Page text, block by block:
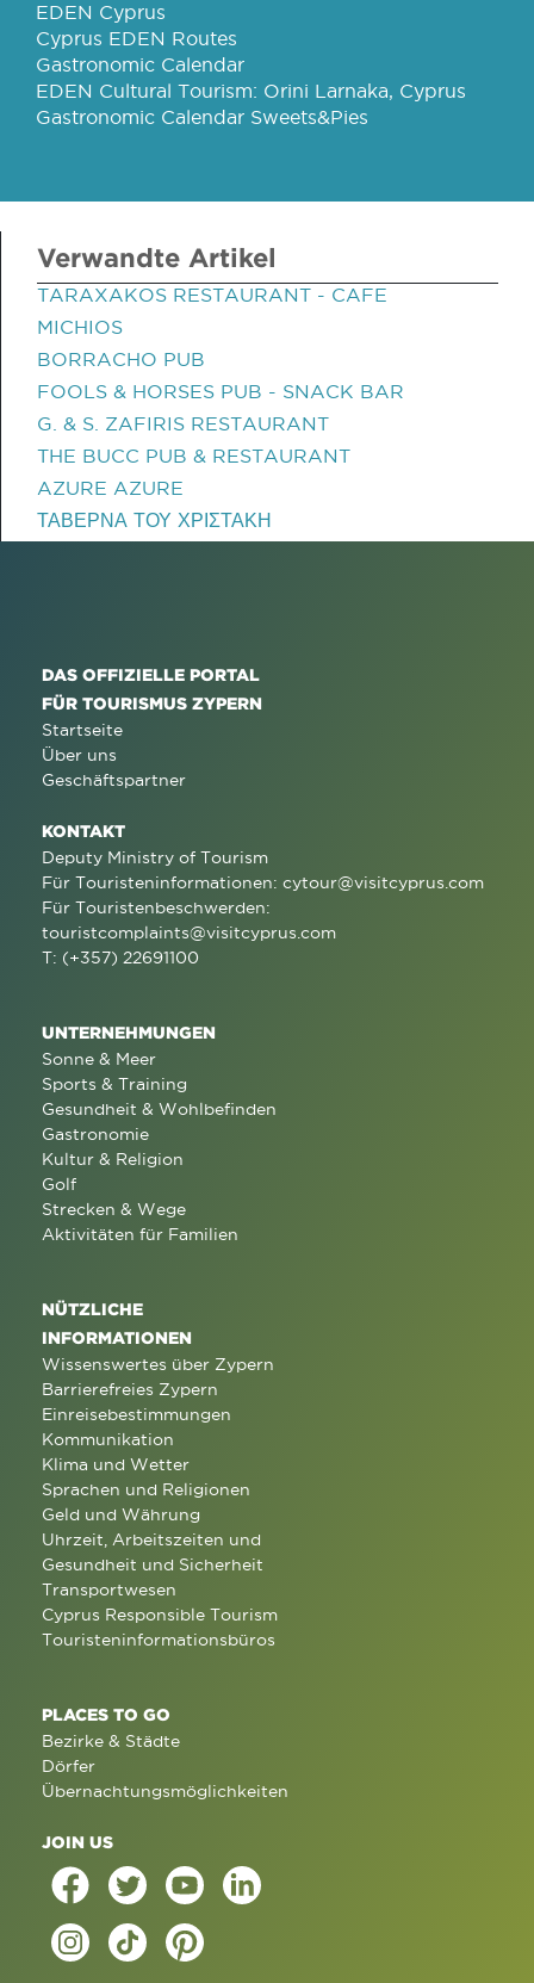
EDEN Cyprus
Cyprus EDEN Routes
Gastronomic Calendar
EDEN Cultural Tourism: Orini Larnaka, Cyprus
Gastronomic Calendar Sweets&Pies
Verwandte Artikel
TARAXAKOS RESTAURANT - CAFE
MICHIOS
BORRACHO PUB
FOOLS & HORSES PUB - SNACK BAR
G. & S. ZAFIRIS RESTAURANT
THE BUCC PUB & RESTAURANT
AZURE AZURE
ΤΑΒΕΡΝΑ ΤΟΥ ΧΡΙΣΤΑΚΗ
DAS OFFIZIELLE PORTAL
FÜR TOURISMUS ZYPERN
Startseite
Über uns
Geschäftspartner
KONTAKT
Deputy Ministry of Tourism
Für Touristeninformationen: cytour@visitcyprus.com
Für Touristenbeschwerden:
touristcomplaints@visitcyprus.com
T: (+357) 22691100
UNTERNEHMUNGEN
Sonne & Meer
Sports & Training
Gesundheit & Wohlbefinden
Gastronomie
Kultur & Religion
Golf
Strecken & Wege
Aktivitäten für Familien
NÜTZLICHE
INFORMATIONEN
Wissenswertes über Zypern
Barrierefreies Zypern
Einreisebestimmungen
Kommunikation
Klima und Wetter
Sprachen und Religionen
Geld und Währung
Uhrzeit, Arbeitszeiten und
Gesundheit und Sicherheit
Transportwesen
Cyprus Responsible Tourism
Touristeninformationsbüros
PLACES TO GO
Bezirke & Städte
Dörfer
Übernachtungsmöglichkeiten
JOIN US